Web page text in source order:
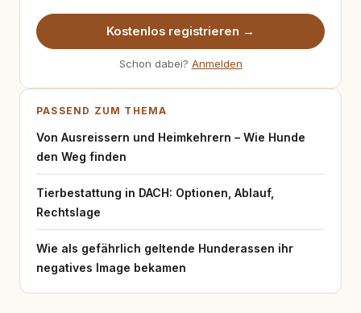
Kostenlos registrieren →
Schon dabei? Anmelden
PASSEND ZUM THEMA
Von Ausreissern und Heimkehrern – Wie Hunde
den Weg finden
Tierbestattung in DACH: Optionen, Ablauf,
Rechtslage
Wie als gefährlich geltende Hunderassen ihr
negatives Image bekamen